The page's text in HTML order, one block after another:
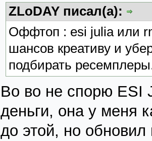
ZLoDAY писал(а):
Оффтоп : esi julia или
шансов креативу и
подбирать
Во во не спорю ESI
деньги, она у меня
до этой, но